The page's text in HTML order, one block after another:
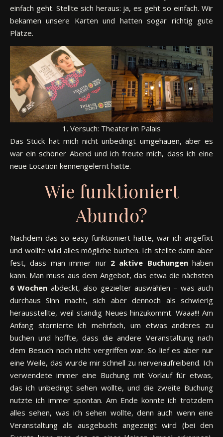
einfach geht. Stellte sich heraus: ja, es geht so einfach. Wir
bekamen unsere Karten und hatten sogar richtig gute
Plätze.
1. Versuch: Theater im Palais
Das Stück hat mich nicht unbedingt umgehauen, aber es
war ein schöner Abend und ich freute mich, dass ich eine
neue Location kennengelernt hatte.
Wie funktioniert
Abundo?
Nachdem das so easy funktioniert hatte, war ich angefixt
und wollte wild alles mögliche buchen. Ich stellte dann aber
fest, dass man immer nur 2 aktive Buchungenhaben
kann. Man muss aus dem Angebot, das etwa die nächsten
6 Wochen abdeckt, also gezielter auswählen – was auch
durchaus Sinn macht, sich aber dennoch als schwierig
herausstellte, weil ständig Neues hinzukommt. Waaa!!! Am
Anfang stornierte ich mehrfach, um etwas anderes zu
buchen und hoffte, dass die andere Veranstaltung nach
dem Besuch noch nicht vergriffen war. So lief es aber nur
eine Weile, das wurde mir schnell zu nervenaufreibend. Ich
verwendete immer eine Buchung mit Vorlauf für etwas,
das ich unbedingt sehen wollte, und die zweite Buchung
nutzte ich immer spontan. Am Ende konnte ich trotzdem
alles sehen, was ich sehen wollte, denn auch wenn eine
Veranstaltung als ausgebucht angezeigt wird (bei den